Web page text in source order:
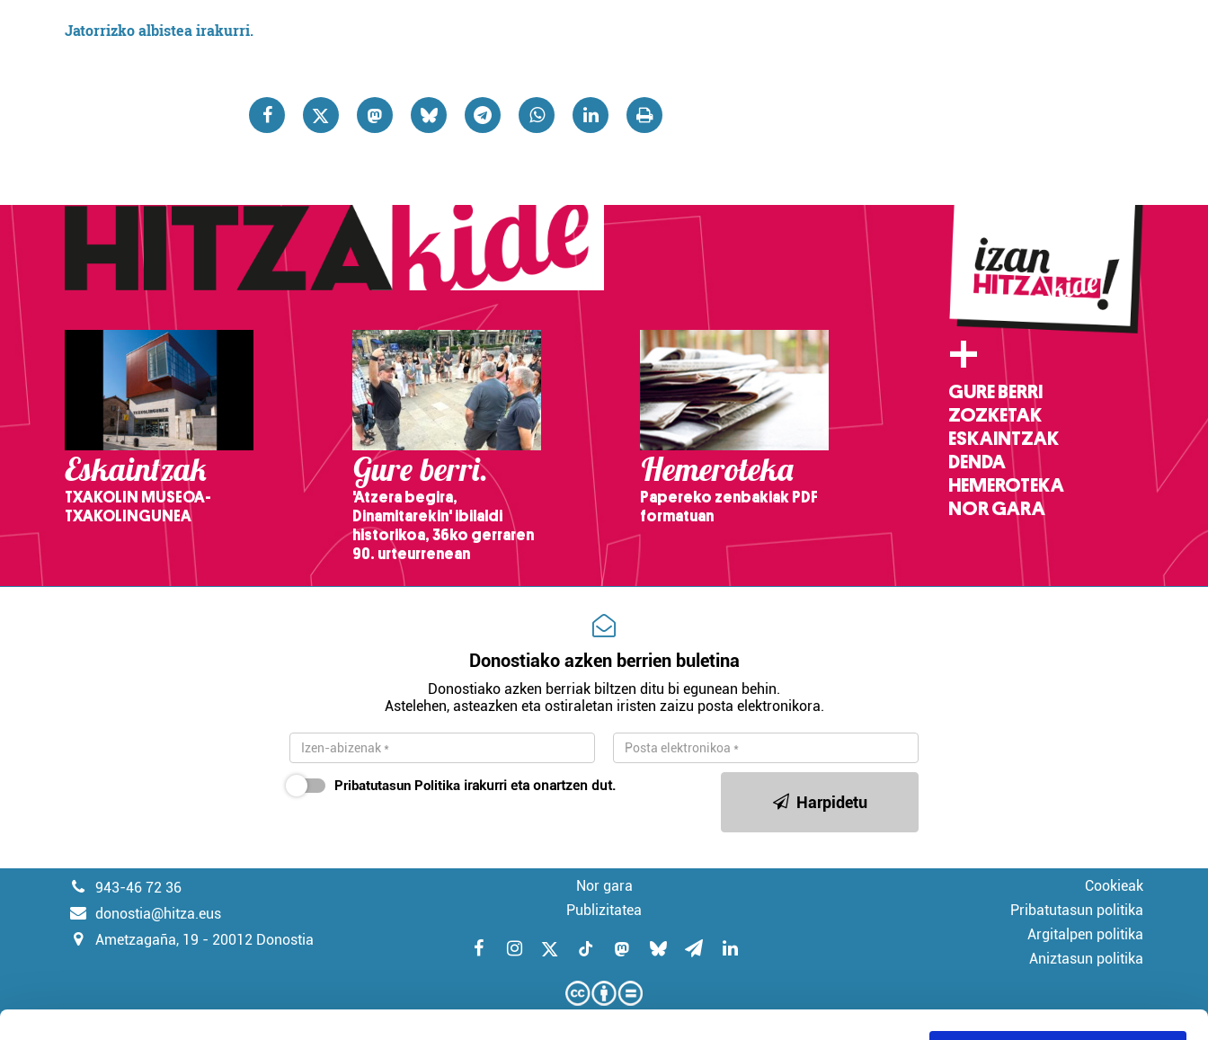
Jatorrizko albistea irakurri.
Eskaintzak
TXAKOLIN MUSEOA-
TXAKOLINGUNEA
Gure berri.
'Atzera begira,
Dinamitarekin' ibilaldi
historikoa, 36ko gerraren
90. urteurrenean
Hemeroteka
Papereko zenbakiak PDF
formatuan
+
GURE BERRI
ZOZKETAK
ESKAINTZAK
DENDA
HEMEROTEKA
NOR GARA
Donostiako azken berrien buletina
Donostiako azken berriak biltzen ditu bi egunean behin.
Astelehen, asteazken eta ostiraletan iristen zaizu posta elektronikora.
Pribatutasun Politika irakurri eta onartzen dut.
Harpidetu
943-46 72 36
donostia@hitza.eus
Ametzagaña, 19 - 20012 Donostia
Nor gara
Publizitatea
Cookieak
Pribatutasun politika
Argitalpen politika
Aniztasun politika